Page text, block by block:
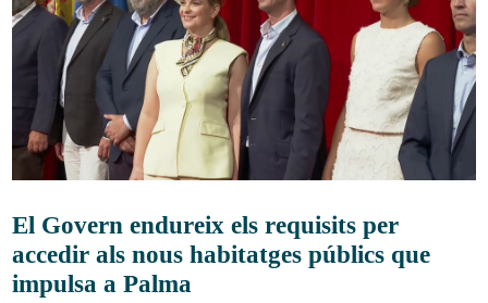
El Govern endureix els requisits per
accedir als nous habitatges públics que
impulsa a Palma